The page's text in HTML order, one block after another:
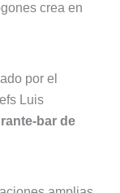
crea en
por el
Luis
bar de